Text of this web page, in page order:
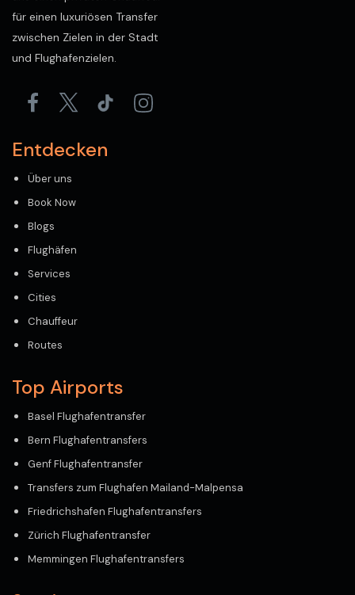
für einen luxuriösen Transfer
zwischen Zielen in der Stadt
und Flughafenzielen.
Entdecken
Über uns
Book Now
Blogs
Flughäfen
Services
Cities
Chauffeur
Routes
Top Airports
Basel Flughafentransfer
Bern Flughafentransfers
Genf Flughafentransfer
Transfers zum Flughafen Mailand-Malpensa
Friedrichshafen Flughafentransfers
Zürich Flughafentransfer
Memmingen Flughafentransfers